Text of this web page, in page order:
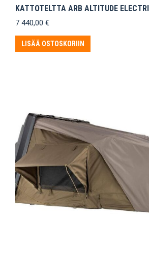
KATTOTELTTA ARB ALTITUDE
7 440,00 €
LISÄÄ OSTOSKORIIN